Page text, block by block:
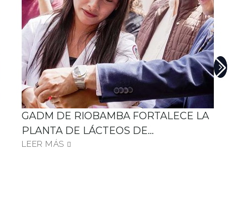
GADM DE RIOBAMBA FORTALECE LA
PLANTA DE LÁCTEOS DE…
LEER MÁS